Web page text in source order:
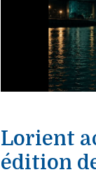
Lorient
édition